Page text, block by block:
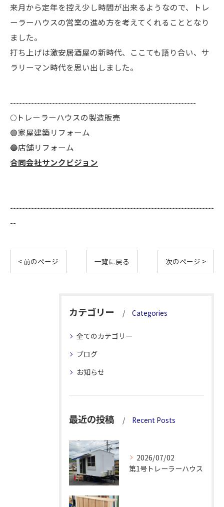
来月から定年を控え少し時間が出来るようなので、トレ
ーラーハウスの営業の進め方を考えてくれることとなり
ました。
打ち上げは激安居酒屋の新時代、ここても語り合い、サ
ラリーマン時代を思い出しました。
--------------------------------------------------------------
🌕️トレーラーハウスの製造販売
🟢家屋建築リフォーム
🔵店舗リフォーム
合同会社サンクビジョン
--------------------------------------------------------------------
--
< 前のページ 一覧に戻る 次のページ >
カテゴリー Categories
全てのカテゴリー
ブログ
お知らせ
最近の投稿 Recent Posts
2026/07/02
第1号トレーラーハウス